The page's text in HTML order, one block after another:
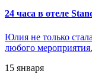
24 часа в отеле
Юлия не только
любого мероприятия.
15 января